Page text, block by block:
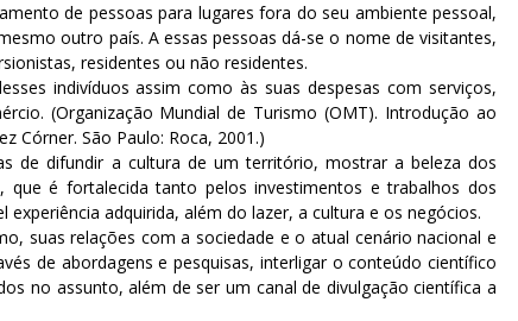
de pessoas para lugares fora do seu ambiente pessoal,
outro país. A essas pessoas dá-se o nome de visitantes,
residentes ou não residentes.
indivíduos assim como às suas despesas com serviços,
(Organização Mundial de Turismo (OMT). Introdução ao
Córner. São Paulo: Roca, 2001.)
de difundir a cultura de um território, mostrar a beleza dos
que é fortalecida tanto pelos investimentos e trabalhos dos
experiência adquirida, além do lazer, a cultura e os negócios.
suas relações com a sociedade e o atual cenário nacional e
de abordagens e pesquisas, interligar o conteúdo científico
no assunto, além de ser um canal de divulgação científica a